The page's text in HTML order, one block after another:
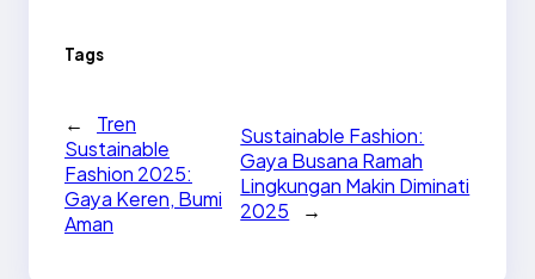
Tags
←
Tren
Sustainable
Fashion 2025:
Gaya Keren, Bumi
Aman
Sustainable Fashion:
Gaya Busana Ramah
Lingkungan Makin Diminati
2025
→